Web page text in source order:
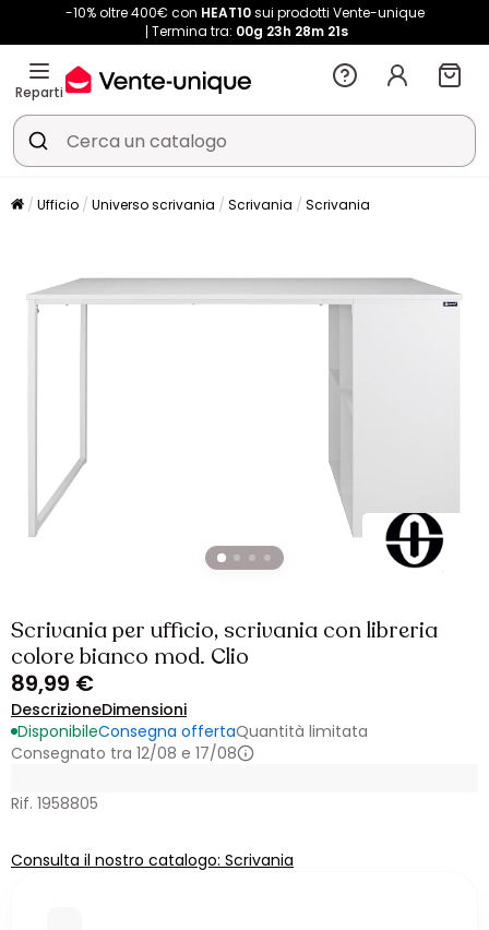
-10% oltre 400€ con HEAT10sui prodotti Vente-unique
Termina tra: 00g 23h 28m 20s
Reparti
Ufficio Universo scrivania Scrivania Scrivania
Scrivania per ufficio, scrivania con libreria
colore bianco mod. Clio
89,99 €
DescrizioneDimensioni
DisponibileConsegna offertaQuantità limitata
Consegnato tra 12/08 e 17/08
Rif. 1958805
Consulta il nostro catalogo: Scrivania